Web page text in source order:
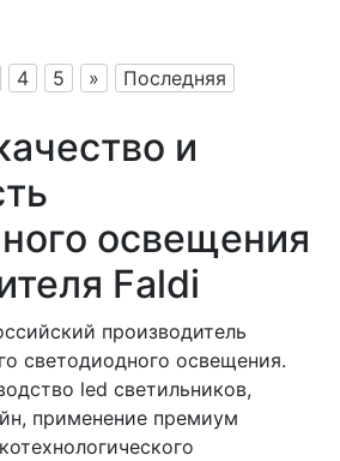
4 5 » Последняя
и
освещения
Faldi
производитель
светодиодного освещения.
led светильников,
применение премиум